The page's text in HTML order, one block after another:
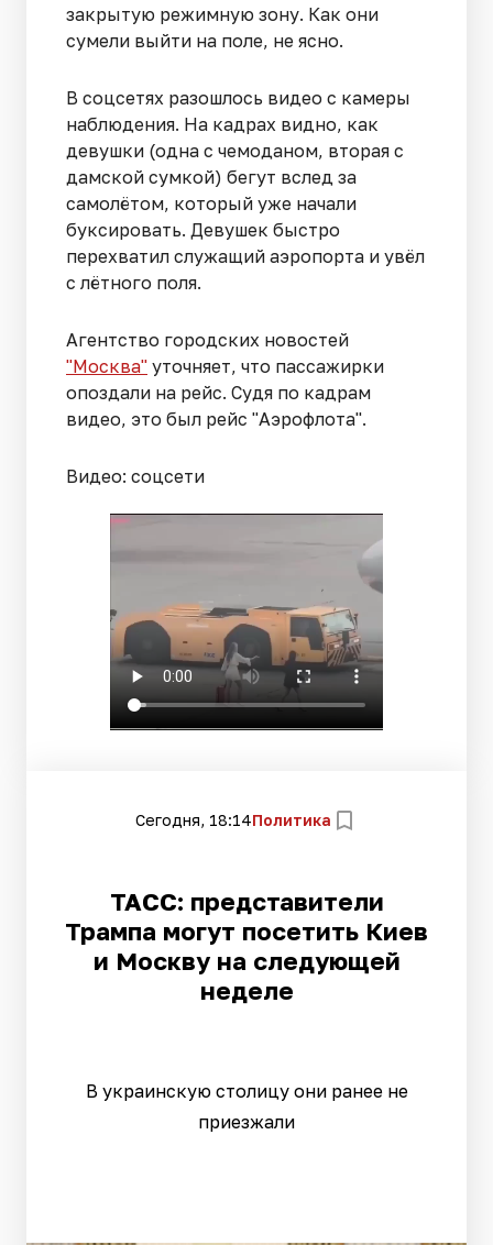
закрытую режимную зону. Как они
сумели выйти на поле, не ясно.
В соцсетях разошлось видео с камеры
наблюдения. На кадрах видно, как
девушки (одна с чемоданом, вторая с
дамской сумкой) бегут вслед за
самолётом, который уже начали
буксировать. Девушек быстро
перехватил служащий аэропорта и увёл
с лётного поля.
Агентство городских новостей
"Москва" уточняет, что пассажирки
опоздали на рейс. Судя по кадрам
видео, это был рейс "Аэрофлота".
Видео: соцсети
Сегодня, 18:14Политика
ТАСС: представители
Трампа могут посетить Киев
и Москву на следующей
неделе
В украинскую столицу они ранее не
приезжали